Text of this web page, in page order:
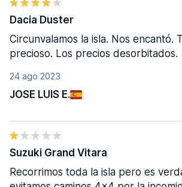
24 ago 2023
JOSE LUIS E.
Dacia Duster
Circunvalamos la isla. Nos encantó.
precioso. Los precios desorbitados.
Suzuki Grand Vitara
Recorrimos toda la isla pero es